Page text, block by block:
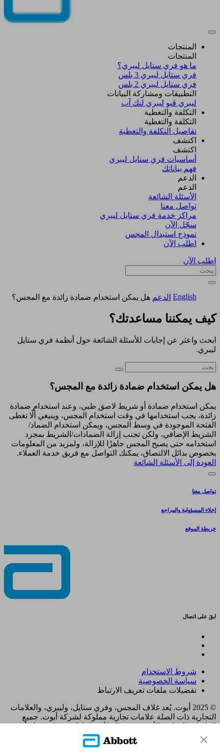
المنتجات
المنتجات
ما هو فري ستايل ليبري؟
فري ستايل ليبري 3 بلس​
فري ستايل ليبري 2 بلس​
التطبيقات ومشاركة البيانات
ليبري ڤيو ليبري لنك آب
التكلفة والتغطية
التكلفة والتغطية
تفاصيل التكلفة والتغطية
اكتشف​
اكتشف​
أساسيات فري ستايل ليبري
فهم بياناتك
الدعم
الدعم
الأسئلة الشائعة
تواصل معنا
مراكز خدمة فري ستايل ليبري
سجّل الآن​
نموذج استبدال المجس
اطلب الآن
اطلب الآن
English الدعم هل يمكن استخدام ضمادة زائدة مع المجس؟
كيف يمكننا مساعدتك؟
ابحث واعثر عن إجابات للأسئلة الشائعة حول أنظمة فري ستايل
ليبري.
هل يمكن استخدام ضمادة زائدة مع المجس؟
يمكن استخدام ضمادة أو شريط لاصق طبي، وعند استخدام ضمادة
زائدة، يجب استخدامها في وقت استخدام المجس، وينبغي ألّا تغطى
الفتحة الموجودة في وسط المجس، ويمكن استخدام الضماد/
الشريط الإضافي، ولكن تجنب إزالة الضمادات/الشريط بمجرد
استخدامه حتى يصبح المجس جاهزًا للإزالة، ولمزيد من المعلومات
بخصوص بدائل الالتصاق، يمكنك التواصل مع فريق خدمة العملاء.
العودة إلى الأسئلة الشائعة
تواصل معنا
إخلاء المسؤولية والمراجع
خريطة الموقع
ابقَ على اتصال
شروط الاستخدام
سياسة الخصوصية
تفضيلات ملفات تعريف الارتباط
© 2025 أبوت. يُعد غلاف المجس، وفري ستايل، وليبري، والعلامات
التجارية ذات الصلة علامات تجارية مملوكة لشركة أبوت. جميع
العلامات التجارية الأخرى هي ملك لأصحابها. لا يجوز استخدام أي
علامة تجارية، أو اسم تجاري، أو تصميم تجاري مملوك لشركة أبوت
على هذا الموقع دون الحصول على تصريح كتابي مسبق من شركة